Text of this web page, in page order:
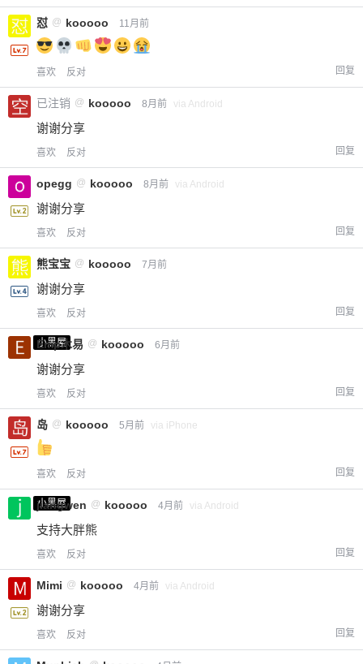
怼 @ kooooo 11月前
喜欢 反对 回复
已注销 @ kooooo 8月前 via Android
谢谢分享
喜欢 反对 回复
opegg @ kooooo 8月前 via Android
谢谢分享
喜欢 反对 回复
熊宝宝 @ kooooo 7月前
谢谢分享
喜欢 反对 回复
小黑屋
Emp木易 @ kooooo 6月前
谢谢分享
喜欢 反对 回复
岛 @ kooooo 5月前 via iPhone
喜欢 反对 回复
小黑屋
jiangwen @ kooooo 4月前 via Android
支持大胖熊
喜欢 反对 回复
Mimi @ kooooo 4月前 via Android
谢谢分享
喜欢 反对 回复